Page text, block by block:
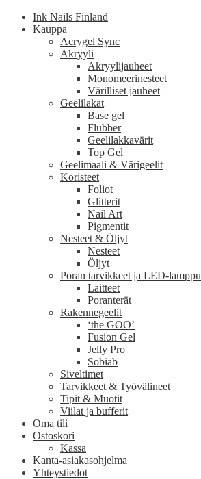
Ink Nails Finland
Kauppa
Acrygel Sync
Akryyli
Akryylijauheet
Monomeerinesteet
Värilliset jauheet
Geelilakat
Base gel
Flubber
Geelilakkavärit
Top Gel
Geelimaali & Värigeelit
Koristeet
Foliot
Glitterit
Nail Art
Pigmentit
Nesteet & Öljyt
Nesteet
Öljyt
Poran tarvikkeet ja LED-lamppu
Laitteet
Poranterät
Rakennegeelit
‘the GOO’
Fusion Gel
Jelly Pro
Sobiab
Siveltimet
Tarvikkeet & Työvälineet
Tipit & Muotit
Viilat ja bufferit
Oma tili
Ostoskori
Kassa
Kanta-asiakasohjelma
Yhteystiedot